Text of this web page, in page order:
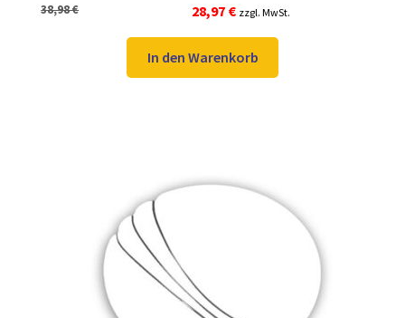
38,98€
Ursprünglicher
Preis
war:
38,98 €
28,97 €Aktueller
Preis
ist:
28,97 €.
zzgl. MwSt.
In den Warenkorb